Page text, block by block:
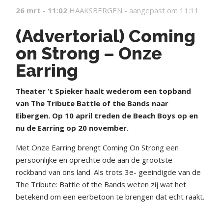
26 mrt - 11:02 HAAKSBERGEN - aangepast om 11:11
(Advertorial) Coming
on Strong – Onze
Earring
Theater ‘t Spieker haalt wederom een topband
van The Tribute Battle of the Bands naar
Eibergen. Op 10 april treden de Beach Boys op en
nu de Earring op 20 november.
Met Onze Earring brengt Coming On Strong een
persoonlijke en oprechte ode aan de grootste
rockband van ons land. Als trots 3e- geeindigde van de
The Tribute: Battle of the Bands weten zij wat het
betekend om een eerbetoon te brengen dat echt raakt.